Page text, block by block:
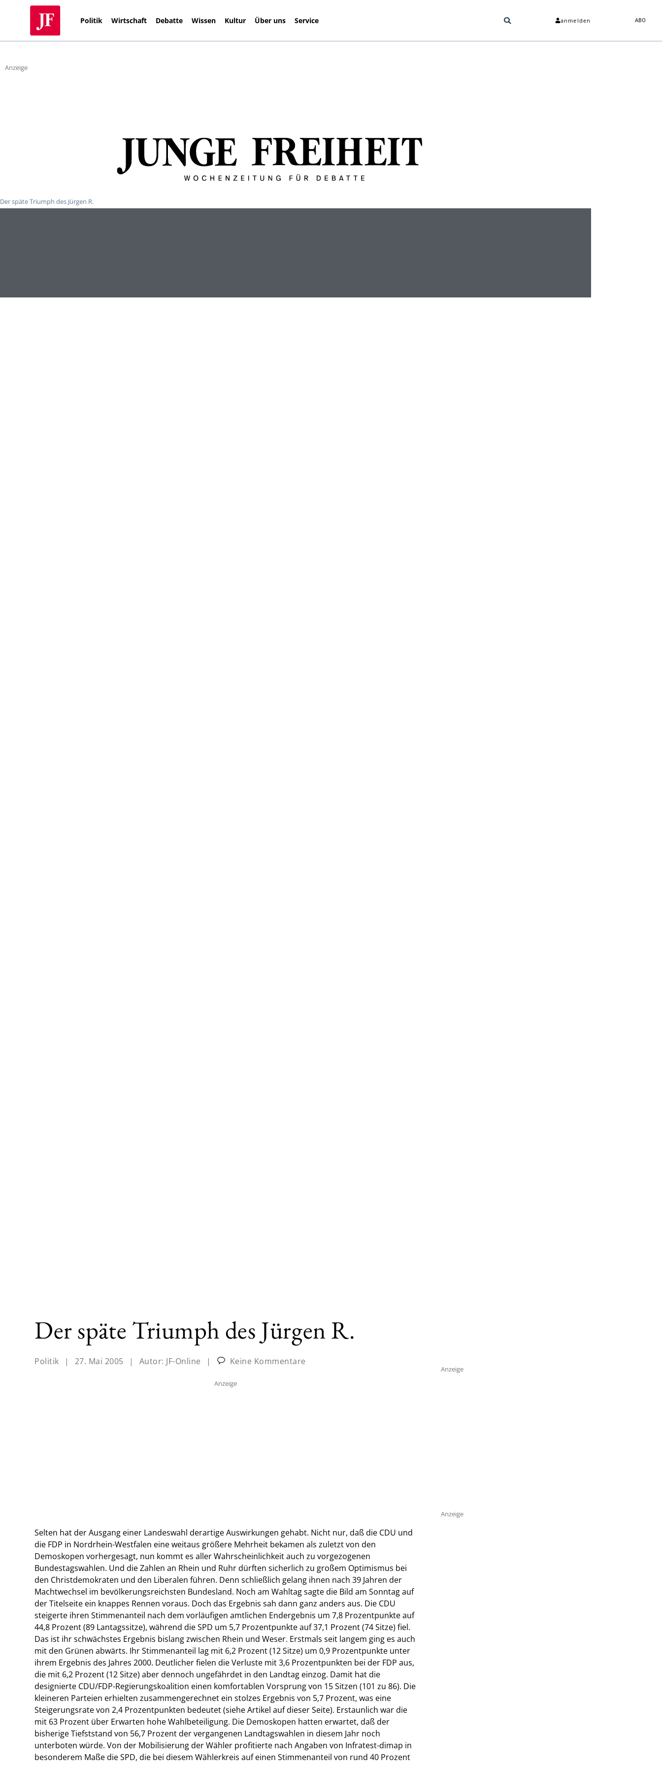
Politik Wirtschaft Debatte Wissen Kultur Über uns Service anmelden ABO
Anzeige
Der späte Triumph des Jürgen R.
Der späte Triumph des Jürgen R.
Politik | 27. Mai 2005 | Autor: JF-Online | Keine Kommentare
Anzeige
Selten hat der Ausgang einer Landeswahl derartige Auswirkungen gehabt. Nicht nur, daß die CDU und
die FDP in Nordrhein-Westfalen eine weitaus größere Mehrheit bekamen als zuletzt von den
Demoskopen vorhergesagt, nun kommt es aller Wahrscheinlichkeit auch zu vorgezogenen
Bundestagswahlen. Und die Zahlen an Rhein und Ruhr dürften sicherlich zu großem Optimismus bei
den Christdemokraten und den Liberalen führen. Denn schließlich gelang ihnen nach 39 Jahren der
Machtwechsel im bevölkerungsreichsten Bundesland. Noch am Wahltag sagte die Bild am Sonntag auf
der Titelseite ein knappes Rennen voraus. Doch das Ergebnis sah dann ganz anders aus. Die CDU
steigerte ihren Stimmenanteil nach dem vorläufigen amtlichen Endergebnis um 7,8 Prozentpunkte auf
44,8 Prozent (89 Lantagssitze), während die SPD um 5,7 Prozentpunkte auf 37,1 Prozent (74 Sitze) fiel.
Das ist ihr schwächstes Ergebnis bislang zwischen Rhein und Weser. Erstmals seit langem ging es auch
mit den Grünen abwärts. Ihr Stimmenanteil lag mit 6,2 Prozent (12 Sitze) um 0,9 Prozentpunkte unter
ihrem Ergebnis des Jahres 2000. Deutlicher fielen die Verluste mit 3,6 Prozentpunkten bei der FDP aus,
die mit 6,2 Prozent (12 Sitze) aber dennoch ungefährdet in den Landtag einzog. Damit hat die
designierte CDU/FDP-Regierungskoalition einen komfortablen Vorsprung von 15 Sitzen (101 zu 86). Die
kleineren Parteien erhielten zusammengerechnet ein stolzes Ergebnis von 5,7 Prozent, was eine
Steigerungsrate von 2,4 Prozentpunkten bedeutet (siehe Artikel auf dieser Seite). Erstaunlich war die
mit 63 Prozent über Erwarten hohe Wahlbeteiligung. Die Demoskopen hatten erwartet, daß der
bisherige Tiefststand von 56,7 Prozent der vergangenen Landtagswahlen in diesem Jahr noch
unterboten würde. Von der Mobilisierung der Wähler profitierte nach Angaben von Infratest-dimap in
besonderem Maße die SPD, die bei diesem Wählerkreis auf einen Stimmenanteil von rund 40 Prozent
Anzeige
Anzeige